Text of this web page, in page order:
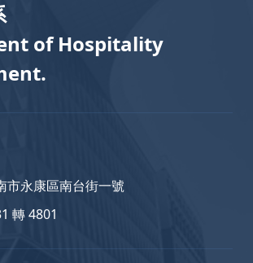
of Hospitality
市永康區南台街一號
轉 4801